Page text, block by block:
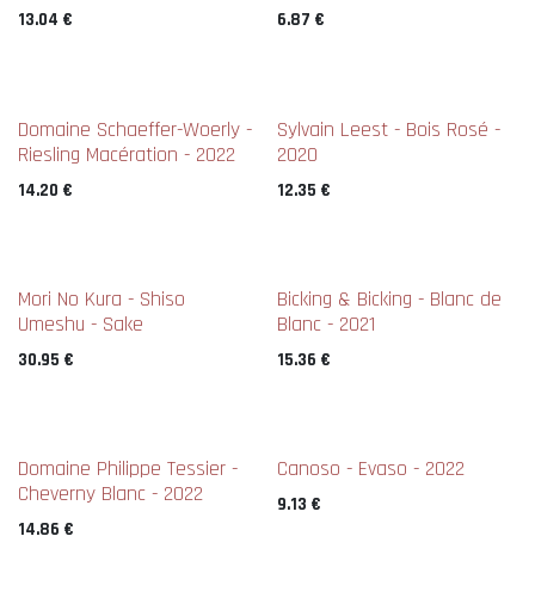
13.04 € 6.87 €
Domaine Schaeffer-Woerly -
Riesling Macération - 2022
14.20 €
Sylvain Leest - Bois Rosé -
2020
12.35 €
Mori No Kura - Shiso
Umeshu - Sake
30.95 €
Bicking & Bicking - Blanc de
Blanc - 2021
15.36 €
Domaine Philippe Tessier -
Cheverny Blanc - 2022
14.86 €
Canoso - Evaso - 2022
9.13 €